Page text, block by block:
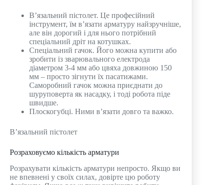
В’язальний пістолет. Це професійний
інструмент, їм в’язати арматуру найзручніше,
але він дорогий і для нього потрібний
спеціальний дріт на котушках.
Спеціальний гачок. Його можна купити або
зробити із зварювального електрода
діаметром 3-4 мм або цвяха довжиною 150
мм – просто зігнути їх пасатижами.
Саморобний гачок можна приєднати до
шуруповерта як насадку, і тоді робота піде
швидше.
Плоскогубці. Ними в’язати довго та важко.
В’язальний пістолет
Розраховуємо кількість арматури
Розрахувати кількість арматури непросто. Якщо ви
не впевнені у своїх силах, довірте цю роботу